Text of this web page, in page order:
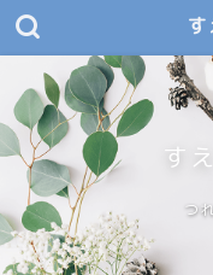
す
つ